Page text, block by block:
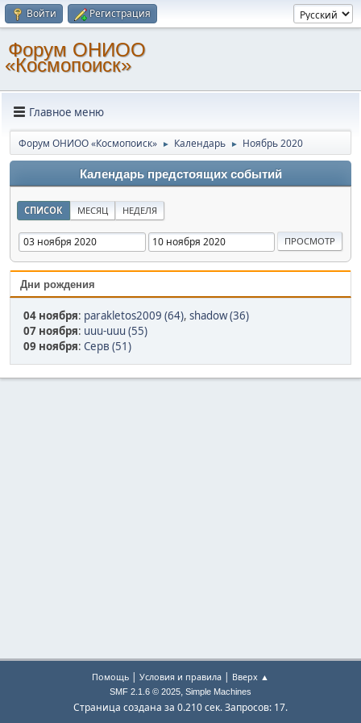
Войти Регистрация
Форум ОНИОО
«Космопоиск»
Главное меню
Форум ОНИОО «Космопоиск» ► Календарь ► Ноябрь 2020
Календарь предстоящих событий
СПИСОК МЕСЯЦ НЕДЕЛЯ
Дни рождения
04 ноября: parakletos2009 (64), shadow (36)
07 ноября: uuu-uuu (55)
09 ноября: Серв (51)
Помощь | Условия и правила | Вверх ▲
SMF 2.1.6 © 2025, Simple Machines
Страница создана за 0.210 сек. Запросов: 17.